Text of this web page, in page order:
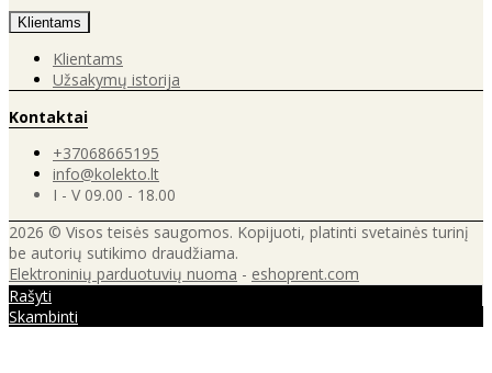
Klientams
Klientams
Užsakymų istorija
Kontaktai
+37068665195
info@kolekto.lt
I - V 09.00 - 18.00
2026 © Visos teisės saugomos. Kopijuoti, platinti svetainės turinį
be autorių sutikimo draudžiama.
Elektroninių parduotuvių nuoma - eshoprent.com
Rašyti
Skambinti